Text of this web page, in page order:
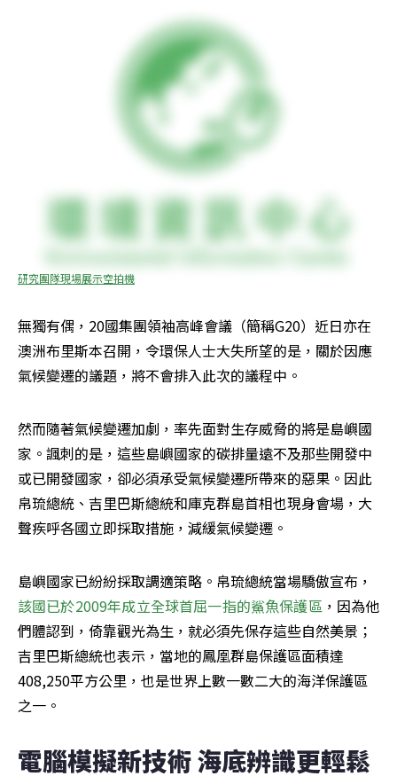
研究團隊現場展示空拍機
無獨有偶，20國集團領袖高峰會議（簡稱G20）近日亦在
澳洲布里斯本召開，令環保人士大失所望的是，關於因應
氣候變遷的議題，將不會排入此次的議程中。
然而隨著氣候變遷加劇，率先面對生存威脅的將是島嶼國
家。諷刺的是，這些島嶼國家的碳排量遠不及那些開發中
或已開發國家，卻必須承受氣候變遷所帶來的惡果。因此
帛琉總統、吉里巴斯總統和庫克群島首相也現身會場，大
聲疾呼各國立即採取措施，減緩氣候變遷。
島嶼國家已紛紛採取調適策略。帛琉總統當場驕傲宣布，
該國已於2009年成立全球首屈一指的鯊魚保護區，因為他
們體認到，倚靠觀光為生，就必須先保存這些自然美景；
吉里巴斯總統也表示，當地的鳳凰群島保護區面積達
408,250平方公里，也是世界上數一數二大的海洋保護區
之一。
電腦模擬新技術 海底辨識更輕鬆